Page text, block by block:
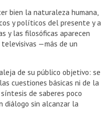
bien la naturaleza humana,
y políticos del presente y a
y las filosóficas aparecen
—más de un
de su público objetivo: se
cuestiones básicas ni de la
de saberes poco
diálogo sin alcanzar la